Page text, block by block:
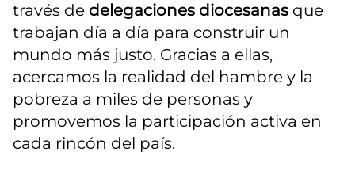
través de delegaciones diocesanas que
trabajan día a día para construir un
mundo más justo. Gracias a ellas,
acercamos la realidad del hambre y la
pobreza a miles de personas y
promovemos la participación activa en
cada rincón del país.